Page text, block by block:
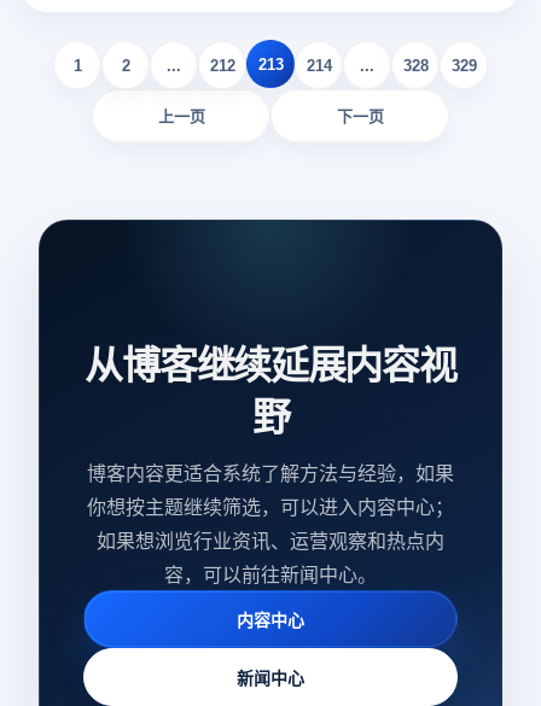
上一页
1 2 ... 212 213 214 ... 328 329
下一页
从博客继续延展内容视
野
博客内容更适合系统了解方法与经验，如果
你想按主题继续筛选，可以进入内容中心；
如果想浏览行业资讯、运营观察和热点内
容，可以前往新闻中心。
内容中心
新闻中心